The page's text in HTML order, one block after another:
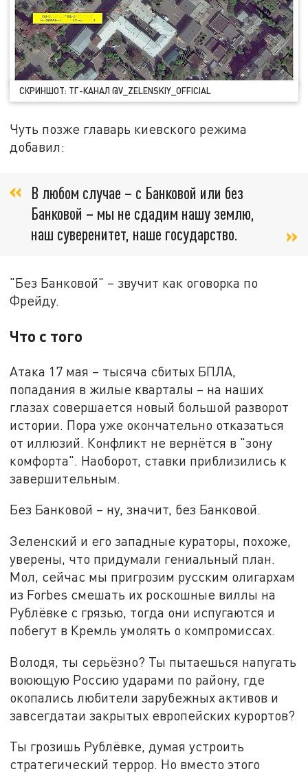
СКРИНШОТ: ТГ-КАНАЛ @V_ZELENSKIY_OFFICIAL
Чуть позже главарь киевского режима
добавил:
В любом случае – с Банковой или без
Банковой – мы не сдадим нашу землю,
наш суверенитет, наше государство.
"Без Банковой" – звучит как оговорка по
Фрейду.
Что с того
Атака 17 мая – тысяча сбитых БПЛА,
попадания в жилые кварталы – на наших
глазах совершается новый большой разворот
истории. Пора уже окончательно отказаться
от иллюзий. Конфликт не вернётся в "зону
комфорта". Наоборот, ставки приблизились к
завершительным.
Без Банковой – ну, значит, без Банковой.
Зеленский и его западные кураторы, похоже,
уверены, что придумали гениальный план.
Мол, сейчас мы пригрозим русским олигархам
из Forbes смешать их роскошные виллы на
Рублёвке с грязью, тогда они испугаются и
побегут в Кремль умолять о компромиссах.
Володя, ты серьёзно? Ты пытаешься напугать
воюющую Россию ударами по району, где
окопались любители зарубежных активов и
завсегдатаи закрытых европейских курортов?
Ты грозишь Рублёвке, думая устроить
стратегический террор. Но вместо этого